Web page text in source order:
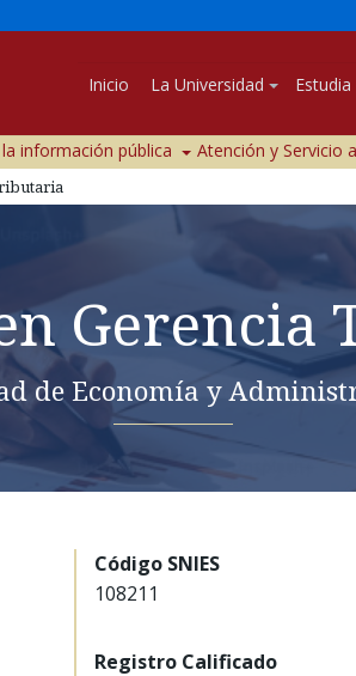
Inicio La Universidad Estudia
información pública Atención y Servicio
Gerencia
de Economía y
Código SNIES
108211
Registro Calificado